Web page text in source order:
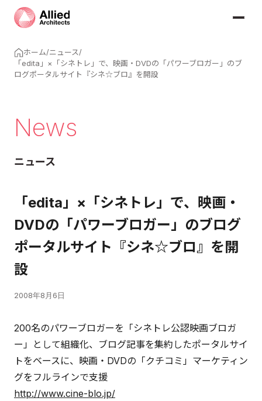
ホーム/ニュース/
「edita」×「シネトレ」で、映画・DVDの「パワーブロガー」のブ
ログポータルサイト『シネ☆ブロ』を開設
News
ニュース
「edita」×「シネトレ」で、映画・
DVDの「パワーブロガー」のブログ
ポータルサイト『シネ☆ブロ』を開
設
2008年8月6日
200名のパワーブロガーを「シネトレ公認映画ブロガ
ー」として組織化、ブログ記事を集約したポータルサイ
トをベースに、映画・DVDの「クチコミ」マーケティン
グをフルラインで支援
http://www.cine-blo.jp/